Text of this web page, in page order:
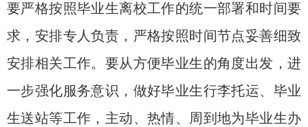
要严格按照毕业生离校工作的统一部署和时间要
求，安排专人负责，严格按照时间节点妥善细致
安排相关工作。要从方便毕业生的角度出发，进
一步强化服务意识，做好毕业生行李托运、毕业
生送站等工作，主动、热情、周到地为毕业生办